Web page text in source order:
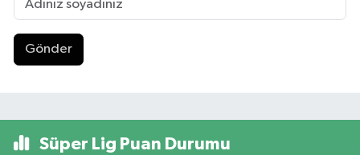
Gönder
Süper Lig Puan Durumu